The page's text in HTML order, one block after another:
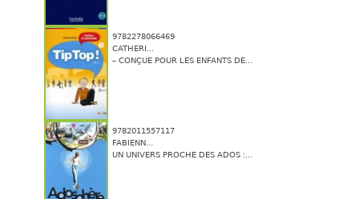
9782278066469
CATHERI...
– CONÇUE POUR LES ENFANTS DE...
9782011557117
FABIENN...
UN UNIVERS PROCHE DES ADOS :...